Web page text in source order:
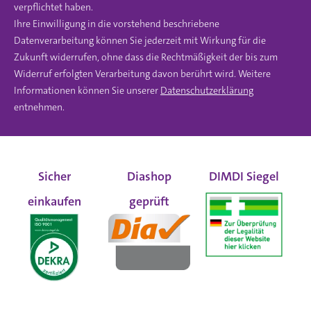
verpflichtet haben.
Ihre Einwilligung in die vorstehend beschriebene
Datenverarbeitung können Sie jederzeit mit Wirkung für die
Zukunft widerrufen, ohne dass die Rechtmäßigkeit der bis zum
Widerruf erfolgten Verarbeitung davon berührt wird. Weitere
Informationen können Sie unserer Datenschutzerklärung
entnehmen.
Sicher
einkaufen
Diashop
geprüft
DIMDI Siegel